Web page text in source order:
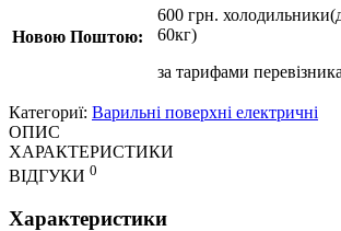
Новою Поштою:
600 грн.
60кг)
за тарифами перевізника
Категориї: Варильні поверхні електричні
ОПИС
ХАРАКТЕРИСТИКИ
ВІДГУКИ 0
Характеристики